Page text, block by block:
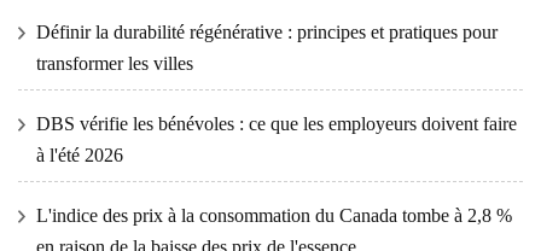
Définir la durabilité régénérative : principes et pratiques pour
transformer les villes
DBS vérifie les bénévoles : ce que les employeurs doivent faire
à l'été 2026
L'indice des prix à la consommation du Canada tombe à 2,8 %
en raison de la baisse des prix de l'essence